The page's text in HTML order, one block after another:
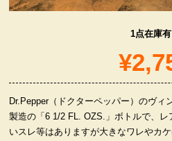
喫煙具
服飾小物
1点在庫有
Dr.Pepper（ドクターペッパー）のヴィ
製造の「6 1/2 FL. OZS.」ボトルで、
いスレ等はありますが大きなワレやカ